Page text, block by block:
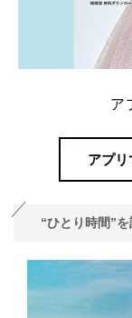
ア
アプリ
“ひとり時間”